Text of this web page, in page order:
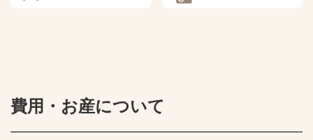
費用・お産について